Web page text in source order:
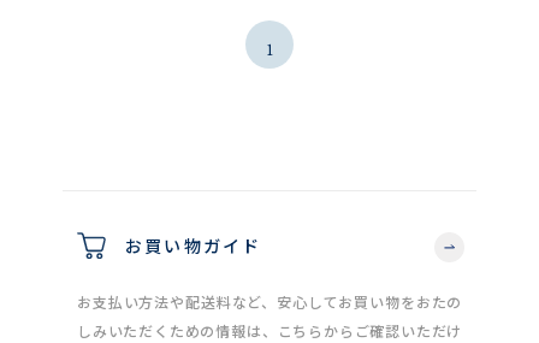
1
お買い物ガイド
お支払い方法や配送料など、安心してお買い物をおたの
しみいただくための情報は、こちらからご確認いただけ